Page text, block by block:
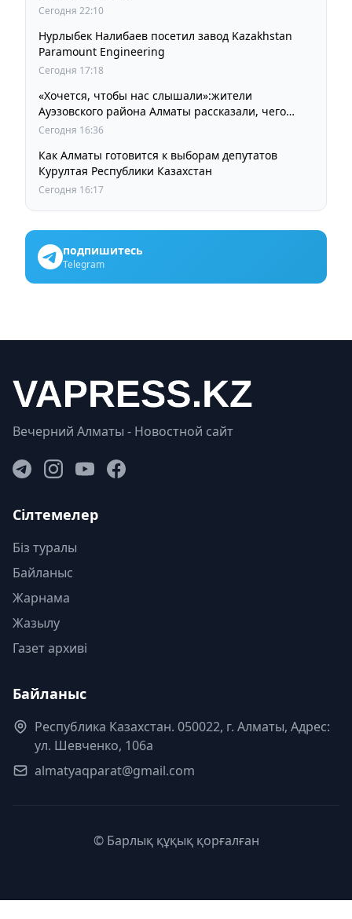
Сегодня 22:10
Нурлыбек Налибаев посетил завод Kazakhstan
Paramount Engineering
Сегодня 17:18
«Хочется, чтобы нас слышали»:жители
Ауэзовского района Алматы рассказали, чего
ждут от выборов депутатов Курултая
Сегодня 16:36
Как Алматы готовится к выборам депутатов
Курултая Республики Казахстан
Сегодня 16:17
подпишитесь
Telegram
Вечерний Алматы - Новостной сайт
Сілтемелер
Біз туралы
Байланыс
Жарнама
Жазылу
Газет архиві
Байланыс
Республика Казахстан. 050022, г. Алматы, Адрес:
ул. Шевченко, 106а
almatyaqparat@gmail.com
© Барлық құқық қорғалған